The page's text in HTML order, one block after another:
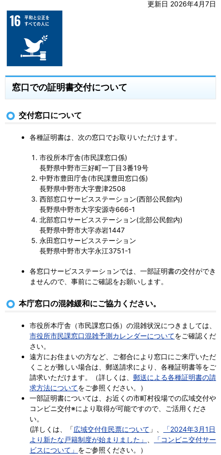
更新日 2026年4月7日
窓口での証明書交付について
交付窓口について
各種証明書は、次の窓口でお取りいただけます。
市役所本庁舎(市民課窓口係)
長野県中野市三好町一丁目3番19号
中野市豊田庁舎(市民課豊田窓口係)
長野県中野市大字豊津2508
西部窓口サービスステーション(西部公民館内)
長野県中野市大字安源寺666-1
北部窓口サービスステーション(北部公民館内)
長野県中野市大字赤岩1447
永田窓口サービスステーション
長野県中野市大字永江3751-1
各窓口サービスステーションでは、一部証明書の交付ができ
ませんので、事前にご確認をお願いします。
本庁窓口の混雑緩和にご協力ください。
市役所本庁舎（市民課窓口係）の混雑状況につきましては、
市役所市民課窓口混雑予測カレンダーについてをご確認くだ
さい。
遠方にお住まいの方など、ご都合により窓口にご来庁いただ
くことが難しい場合は、郵送請求により、各種証明書等をご
請求いただけます。（詳しくは、 郵送による各種証明書の請
求方法についてをご参照ください。）
一部証明書については、お近くの市町村役場での広域交付や
コンビニ交付※により取得が可能ですので、ご活用くださ
い。
(詳しくは、「広域交付住民票について 」、
「2024年3月1日
より新たな戸籍制度が始まりました」
「コンビニ交付サー
ビスについて」 をご参照ください。）